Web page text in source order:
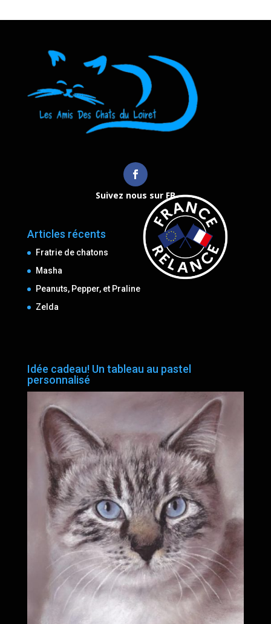
Suivez nous sur FB
Articles récents
Fratrie de chatons
Masha
Peanuts, Pepper, et Praline
Zelda
Idée cadeau! Un tableau au pastel
personnalisé